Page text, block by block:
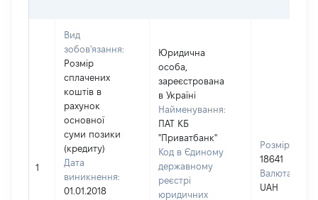
1
Вид
зобов'язання:
Розмір
сплачених
коштів в
рахунок
основної
суми позики
(кредиту)
Дата
виникнення:
01.01.2018
Юридична
особа,
зареєстрована
в Україні
Найменування:
ПАТ КБ
"Приватбанк"
Код в Єдиному
державному
реєстрі
юридичних
Розмір:
18641
Валюта:
UAH